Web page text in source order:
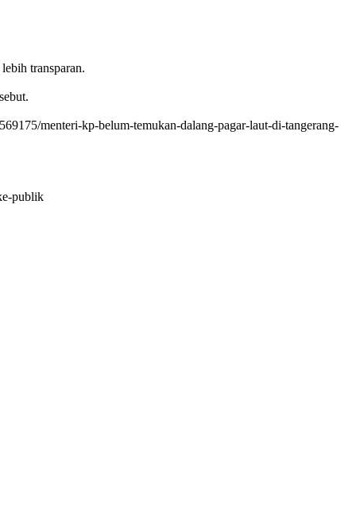
transparan.
menteri-kp-belum-temukan-dalang-pagar-laut-di-tangerang-
publik